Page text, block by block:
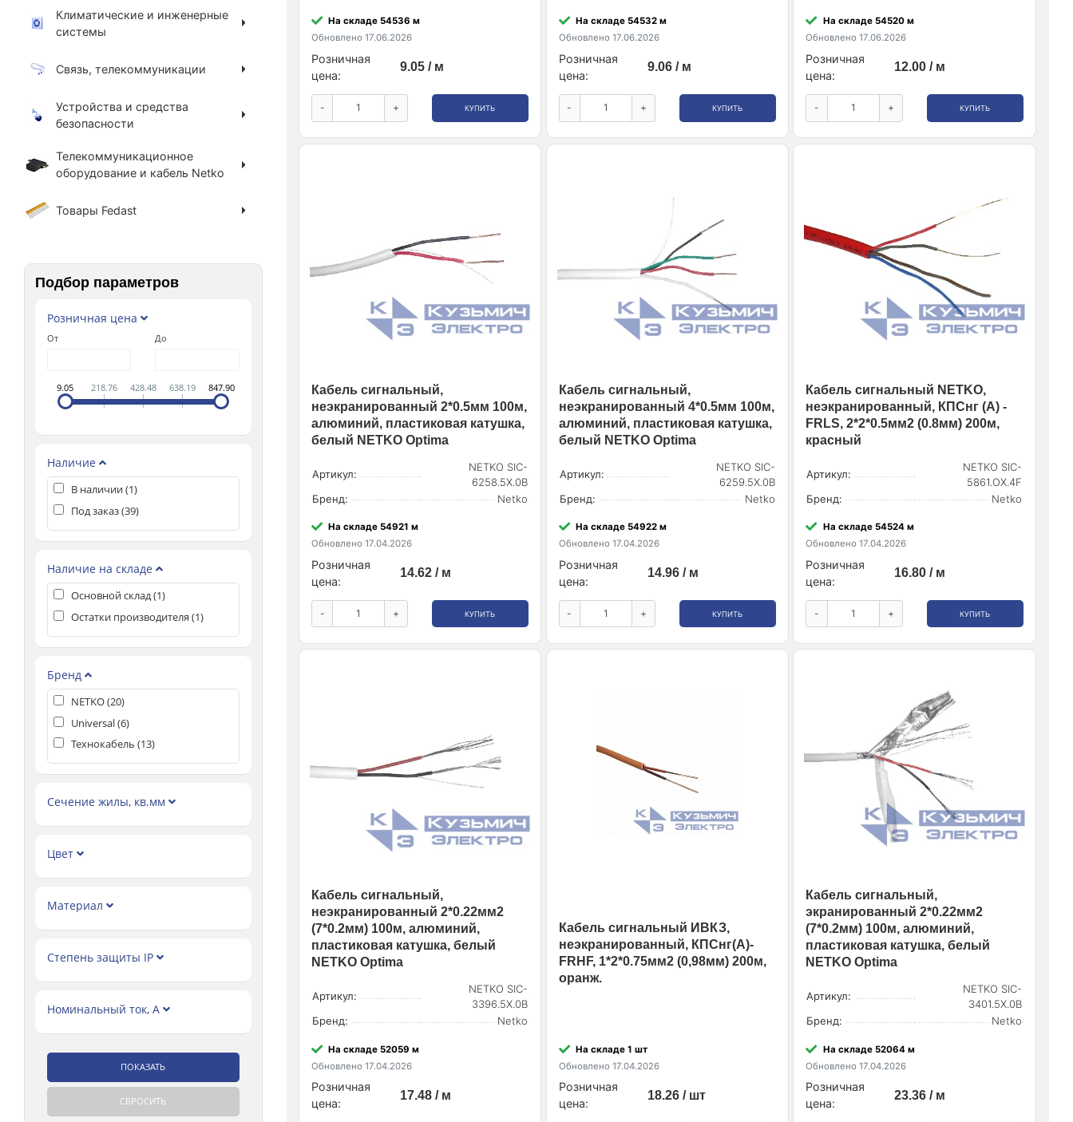
На складе 54536 м
Обновлено 17.06.2026
Розничная
цена:
9.05 / м
- + КУПИТЬ
На складе 54532 м
Обновлено 17.06.2026
Розничная
цена:
9.06 / м
- + КУПИТЬ
На складе 54520 м
Обновлено 17.06.2026
Розничная
цена:
12.00 / м
- + КУПИТЬ
Кабель сигнальный,
неэкранированный 2*0.5мм 100м,
алюминий, пластиковая катушка,
белый NETKO Optima
Артикул:
NETKO SIC-
6258.5X.0B
Бренд:
Netko
На складе 54921 м
Обновлено 17.04.2026
Розничная
цена:
14.62 / м
- + КУПИТЬ
Кабель сигнальный,
неэкранированный 4*0.5мм 100м,
алюминий, пластиковая катушка,
белый NETKO Optima
Артикул:
NETKO SIC-
6259.5X.0B
Бренд:
Netko
На складе 54922 м
Обновлено 17.04.2026
Розничная
цена:
14.96 / м
- + КУПИТЬ
Кабель сигнальный NETKO,
неэкранированный, КПСнг (А) -
FRLS, 2*2*0.5мм2 (0.8мм) 200м,
красный
Артикул:
NETKO SIC-
5861.OX.4F
Бренд:
Netko
На складе 54524 м
Обновлено 17.04.2026
Розничная
цена:
16.80 / м
- + КУПИТЬ
Кабель сигнальный,
неэкранированный 2*0.22мм2
(7*0.2мм) 100м, алюминий,
пластиковая катушка, белый
NETKO Optima
Артикул:
NETKO SIC-
3396.5X.0B
Бренд:
Netko
На складе 52059 м
Обновлено 17.04.2026
Розничная
цена:
17.48 / м
Кабель сигнальный ИВКЗ,
неэкранированный, КПСнг(А)-
FRHF, 1*2*0.75мм2 (0,98мм) 200м,
оранж.
На складе 1 шт
Обновлено 17.04.2026
Розничная
цена:
18.26 / шт
Кабель сигнальный,
экранированный 2*0.22мм2
(7*0.2мм) 100м, алюминий,
пластиковая катушка, белый
NETKO Optima
Артикул:
NETKO SIC-
3401.5X.0B
Бренд:
Netko
На складе 52064 м
Обновлено 17.04.2026
Розничная
цена:
23.36 / м
Климатические и инженерные
системы
Связь, телекоммуникации
Устройства и средства
безопасности
Телекоммуникационное
оборудование и кабель Netko
Товары Fedast
Подбор параметров
Розничная цена
От До
9.05 218.76 428.48 638.19 847.90
Наличие
В наличии (1)
Под заказ (39)
Наличие на складе
Основной склад (1)
Остатки производителя (1)
Бренд
NETKO (20)
Universal (6)
Технокабель (13)
Сечение жилы, кв.мм
Цвет
Материал
Степень защиты IP
Номинальный ток, А